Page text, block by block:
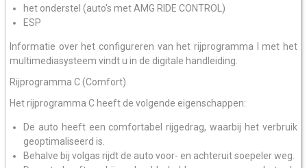
het onderstel (auto's met AMG RIDE CONTROL)
ESP
Informatie over het configureren van het rijprogramma I met het
multimediasysteem vindt u in de digitale handleiding.
Rijprogramma C (Comfort)
Het rijprogramma C heeft de volgende eigenschappen:
De auto heeft een comfortabel rijgedrag, waarbij het verbruik
geoptimaliseerd is.
Behalve bij volgas rijdt de auto voor- en achteruit soepeler weg.